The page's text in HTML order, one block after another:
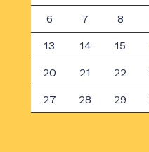
6
7 8
13
14 15
20
21 22
27
28 29